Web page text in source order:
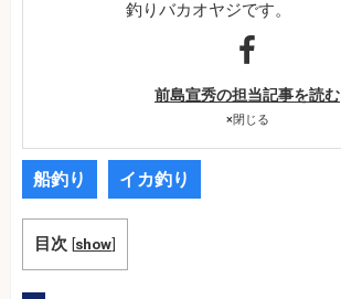
釣りバカオヤジです。
前島宣秀の担当記事を読む
×閉じる
船釣り イカ釣り
目次 [show]